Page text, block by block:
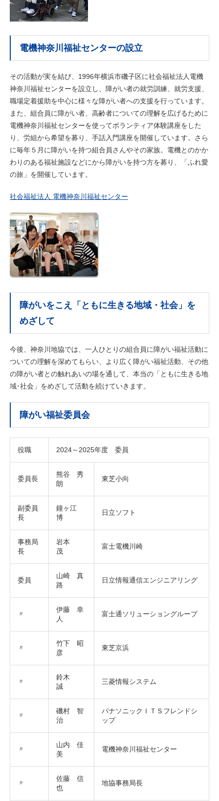
電機神奈川福祉センターの設立
その活動が実を結び、1996年横浜市磯子区に社会福祉法人電機
神奈川福祉センターを設立し、障がい者の就労訓練、就労支援、
職場定着援助を中心に様々な障がい者への支援を行っています。
また、組合員に障がい者、高齢者についての理解を広げるために
電機神奈川福祉センターを使ってボランティア体験講座をした
り、労組から希望を募り、手話入門講座を開催しています。さら
に毎年５月に障がいを持つ組合員さんやその家族。電機とのかか
わりのある福祉施設などにから障がいを持つ方を募り、「ふれ愛
の旅」を開催しています。
社会福祉法人 電機神奈川福祉センター
障がいをこえ「ともに生きる地域・社会」を
めざして
今後、神奈川地協では、一人ひとりの組合員に障がい福祉活動に
ついての理解を深めてもらい、より広く障がい福祉活動、その他
の障がい者との触れあいの場を通して、本当の「ともに生きる地
域･社会」をめざして活動を続けていきます。
障がい福祉委員会
役職 2024～2025年度 委員
委員長
熊谷 秀
朗
東芝小向
副委員
長
鐘ヶ江
博
日立ソフト
事務局
長
岩本
茂
富士電機川崎
委員
山崎 真
路
日立情報通信エンジニアリング
〃
伊藤 幸
人
富士通ソリューショングループ
〃
竹下 昭
彦
東芝京浜
〃
鈴木
誠
三菱情報システム
〃
磯村 智
治
パナソニックＩＴＳフレンドシ
ップ
〃
山内 佳
美
電機神奈川福祉センター
〃
佐藤 信
也
地協事務局長